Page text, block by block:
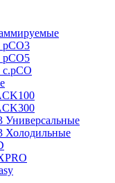
pCO3
pCO5
c.pCO
Универсальные
Холодильные